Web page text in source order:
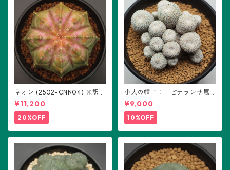
ネオン (2502-CNN04) ※訳あ
り：ギムノカリキウム属 ※実
生
¥11,200
20%OFF
小人の帽子：エピテランサ属
(B01)
¥9,000
10%OFF